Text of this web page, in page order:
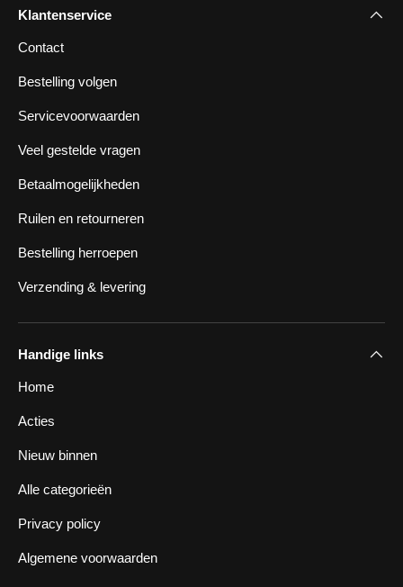
Klantenservice
Contact
Bestelling volgen
Servicevoorwaarden
Veel gestelde vragen
Betaalmogelijkheden
Ruilen en retourneren
Bestelling herroepen
Verzending & levering
Handige links
Home
Acties
Nieuw binnen
Alle categorieën
Privacy policy
Algemene voorwaarden